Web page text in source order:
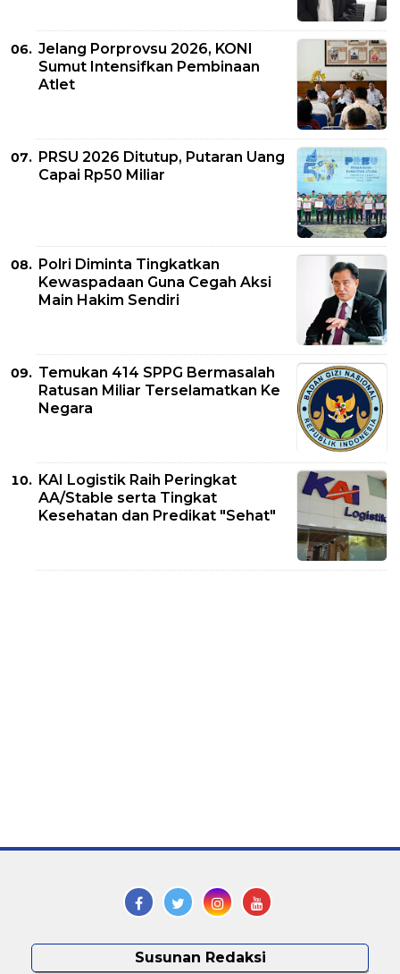
Jelang Porprovsu 2026, KONI
Sumut Intensifkan Pembinaan
Atlet
PRSU 2026 Ditutup, Putaran Uang
Capai Rp50 Miliar
Polri Diminta Tingkatkan
Kewaspadaan Guna Cegah Aksi
Main Hakim Sendiri
Temukan 414 SPPG Bermasalah
Ratusan Miliar Terselamatkan Ke
Negara
KAI Logistik Raih Peringkat
AA/Stable serta Tingkat
Kesehatan dan Predikat "Sehat"
Susunan Redaksi